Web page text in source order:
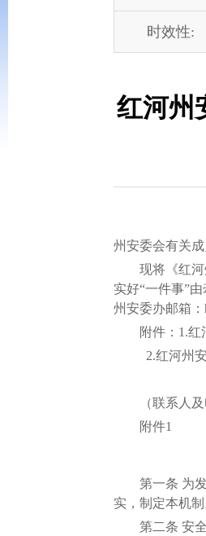
时效性:
红河州
州安委会有关成
现将《红河州
实好“一件事”
州安委办邮箱：
附件：1.红河
2.红河州安全
（联系人及电
附件1
第一条 为发
实，制定本机制
第二条 安全